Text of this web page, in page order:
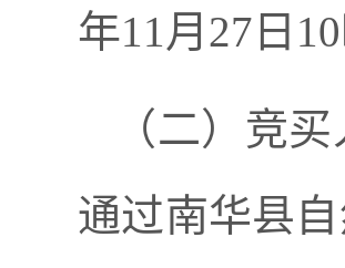
年11月 27 日 10
（二）竞
通过南华县